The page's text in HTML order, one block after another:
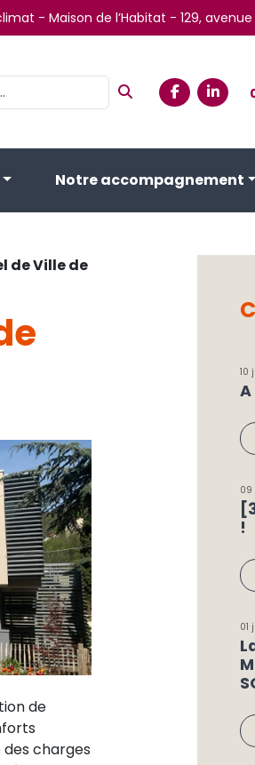
- Maison de l’Habitat - 129,
Notre accompagnement
de Ville de
de
charges
10
09
!
01